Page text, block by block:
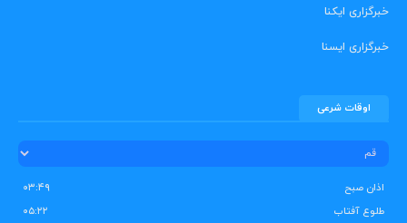
خبرگزاری ایکنا
خبرگزاری ایسنا
اوقات شرعی
اذان صبح
۰۳:۴۹
طلوع آفتاب
۰۵:۲۲